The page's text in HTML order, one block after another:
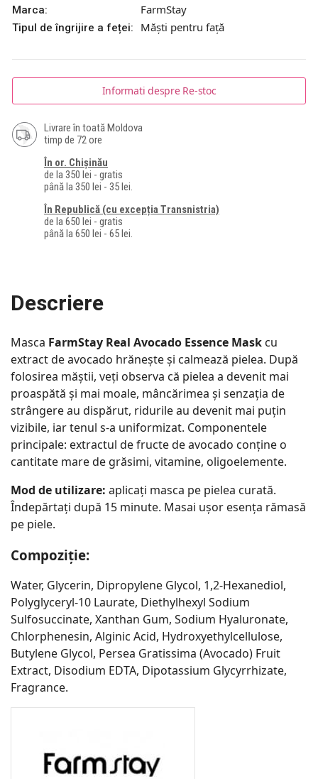
Marca: FarmStay
Tipul de îngrijire a feței: Măști pentru față
Informati despre Re-stoc
Livrare în toată Moldova
timp de 72 ore
În or. Chișinău
de la 350 lei - gratis
până la 350 lei - 35 lei.
În Republică (cu excepția Transnistria)
de la 650 lei - gratis
până la 650 lei - 65 lei.
Descriere
Masca FarmStay Real Avocado Essence Mask cu
extract de avocado hrănește și calmează pielea. După
folosirea măștii, veți observa că pielea a devenit mai
proaspătă și mai moale, mâncărimea și senzația de
strângere au dispărut, ridurile au devenit mai puțin
vizibile, iar tenul s-a uniformizat. Componentele
principale: extractul de fructe de avocado conține o
cantitate mare de grăsimi, vitamine, oligoelemente.
Mod de utilizare: aplicați masca pe pielea curată.
Îndepărtați după 15 minute. Masai ușor esența rămasă
pe piele.
Compoziție:
Water, Glycerin, Dipropylene Glycol, 1,2-Hexanediol,
Polyglyceryl-10 Laurate, Diethylhexyl Sodium
Sulfosuccinate, Xanthan Gum, Sodium Hyaluronate,
Chlorphenesin, Alginic Acid, Hydroxyethylcellulose,
Butylene Glycol, Persea Gratissima (Avocado) Fruit
Extract, Disodium EDTA, Dipotassium Glycyrrhizate,
Fragrance.